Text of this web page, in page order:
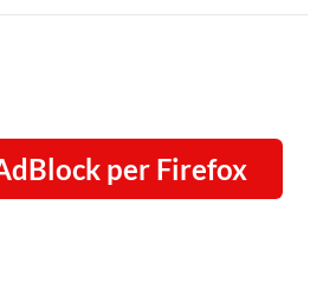
per Firefox